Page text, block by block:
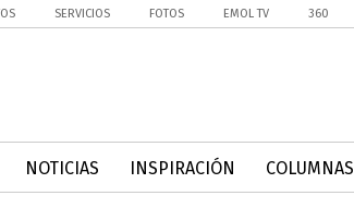
SERVICIOS FOTOS EMOL TV 360
NOTICIAS INSPIRACIÓN COLUMNAS